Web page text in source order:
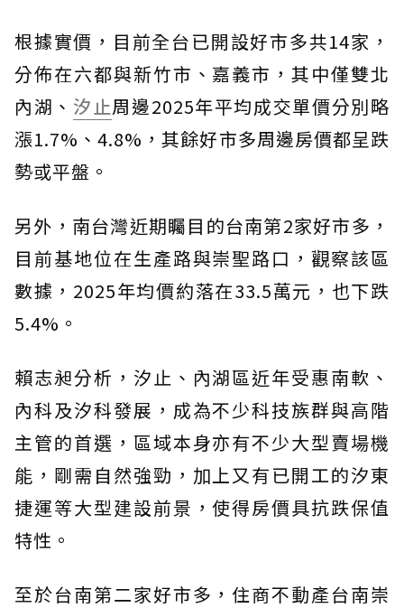
根據實價，目前全台已開設好市多共14家，
分佈在六都與新竹市、嘉義市，其中僅雙北
內湖、 汐止周邊2025年平均成交單價分別略
漲1.7%、4.8%，其餘好市多周邊房價都呈跌
勢或平盤。
另外，南台灣近期矚目的台南第2家好市多，
目前基地位在生產路與崇聖路口，觀察該區
數據，2025年均價約落在33.5萬元，也下跌
5.4%。
賴志昶分析，汐止、內湖區近年受惠南軟、
內科及汐科發展，成為不少科技族群與高階
主管的首選，區域本身亦有不少大型賣場機
能，剛需自然強勁，加上又有已開工的汐東
捷運等大型建設前景，使得房價具抗跌保值
特性。
至於台南第二家好市多，住商不動產台南崇